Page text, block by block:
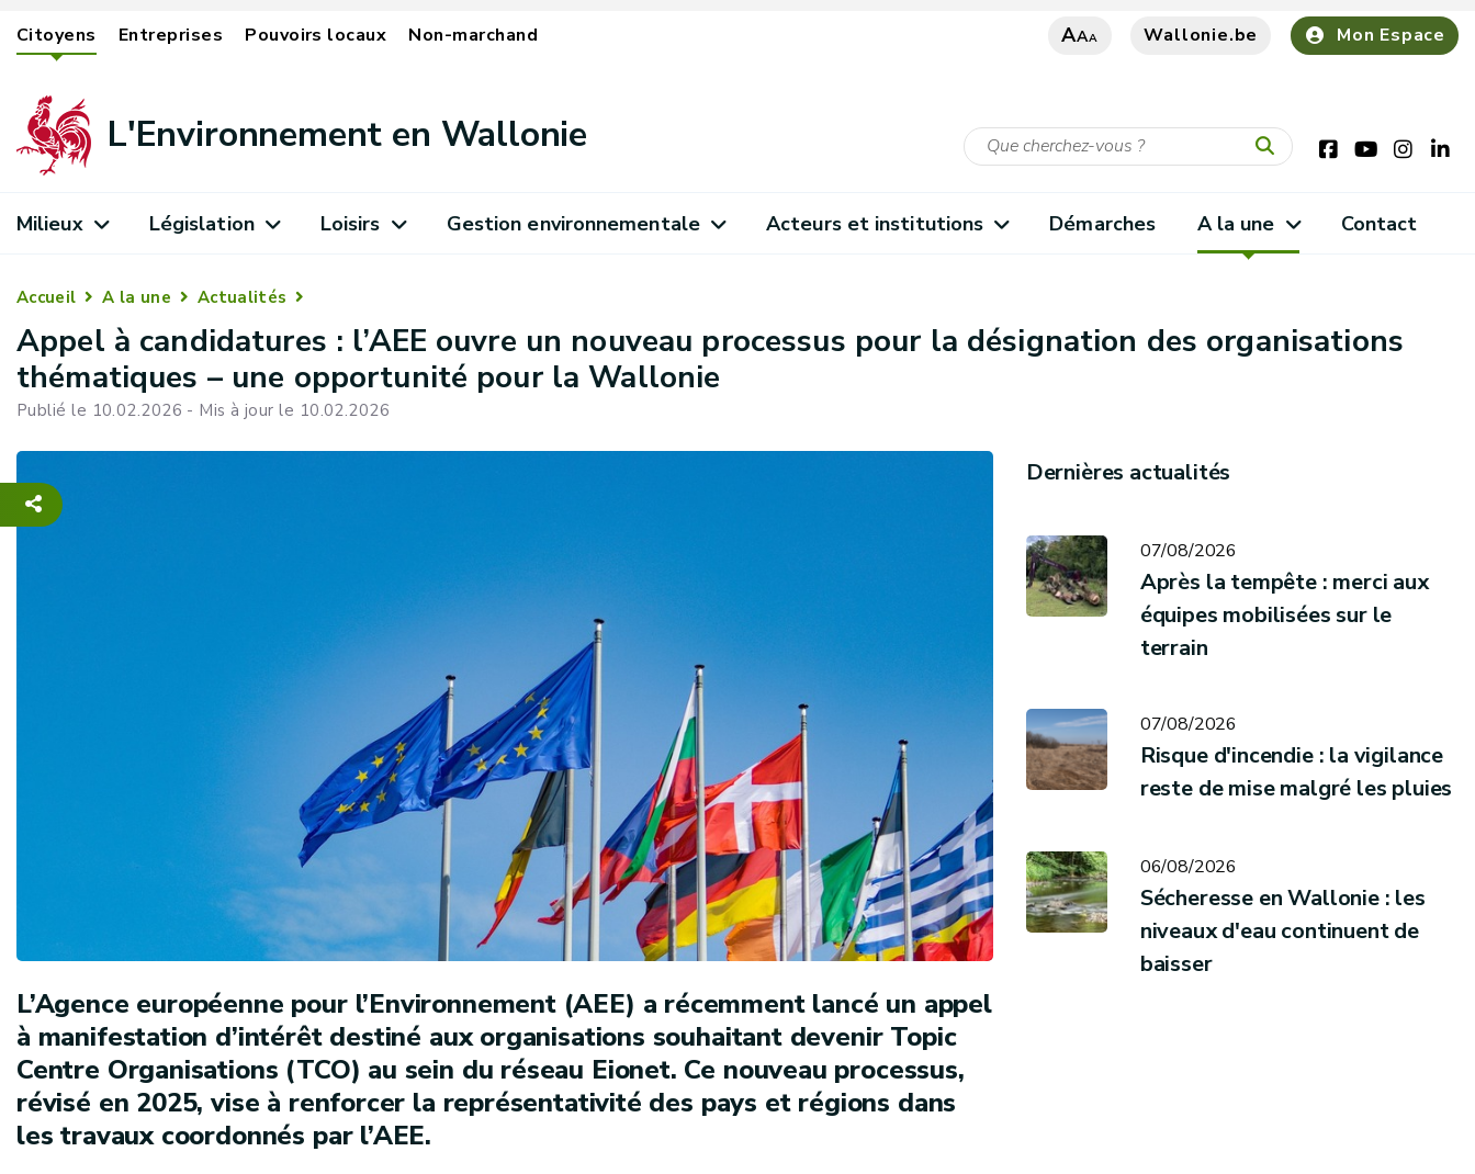
Citoyens Entreprises Pouvoirs locaux Non-marchand AAA Wallonie.be Mon Espace
L'Environnement en Wallonie
Milieux Législation Loisirs Gestion environnementale Acteurs et institutions Démarches A la une Contact
Accueil A la une Actualités
Appel à candidatures : l’AEE ouvre un nouveau processus pour la désignation des organisations
thématiques – une opportunité pour la Wallonie
Publié le 10.02.2026 - Mis à jour le 10.02.2026
L’Agence européenne pour l’Environnement (AEE) a récemment lancé un appel
à manifestation d’intérêt destiné aux organisations souhaitant devenir Topic
Centre Organisations (TCO) au sein du réseau Eionet. Ce nouveau processus,
révisé en 2025, vise à renforcer la représentativité des pays et régions dans
les travaux coordonnés par l’AEE.
Dernières actualités
07/08/2026
Après la tempête : merci aux
équipes mobilisées sur le
terrain
07/08/2026
Risque d'incendie : la vigilance
reste de mise malgré les pluies
06/08/2026
Sécheresse en Wallonie : les
niveaux d'eau continuent de
baisser